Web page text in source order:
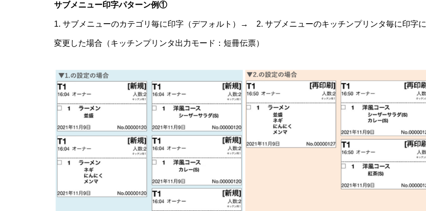
サブメニュー印字パターン例①
1. サブメニューのカテゴリ毎に印字（デフォルト）→ 2. サブメニューのキッチンプリンタ毎に印字に
変更した場合（キッチンプリンタ出力モード：短冊伝票）